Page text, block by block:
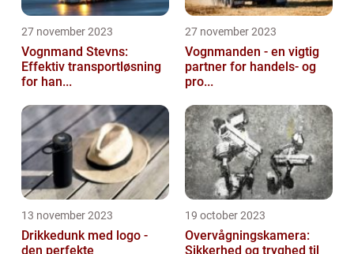
27 november 2023
Vognmand Stevns:
Effektiv transportløsning
for han...
27 november 2023
Vognmanden - en vigtig
partner for handels- og
pro...
13 november 2023
Drikkedunk med logo -
den perfekte
19 october 2023
Overvågningskamera:
Sikkerhed og tryghed til